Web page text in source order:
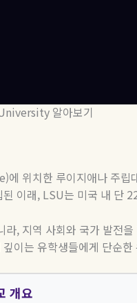
알아보기
에 위치한 루이지애나 주립
이래, LSU는 미국 내 단
라, 지역 사회와 국가 발전
이는 유학생들에게 단순한
개요